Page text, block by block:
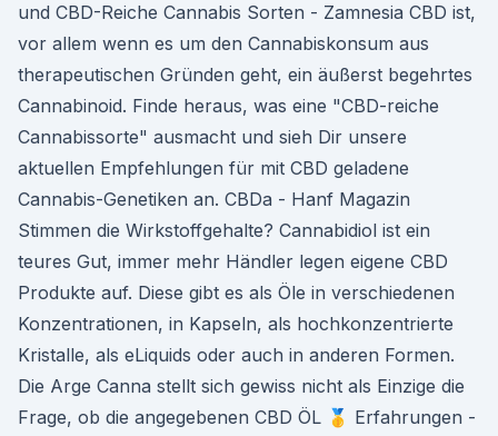
und CBD-Reiche Cannabis Sorten - Zamnesia CBD ist,
vor allem wenn es um den Cannabiskonsum aus
therapeutischen Gründen geht, ein äußerst begehrtes
Cannabinoid. Finde heraus, was eine "CBD-reiche
Cannabissorte" ausmacht und sieh Dir unsere
aktuellen Empfehlungen für mit CBD geladene
Cannabis-Genetiken an. CBDa - Hanf Magazin
Stimmen die Wirkstoffgehalte? Cannabidiol ist ein
teures Gut, immer mehr Händler legen eigene CBD
Produkte auf. Diese gibt es als Öle in verschiedenen
Konzentrationen, in Kapseln, als hochkonzentrierte
Kristalle, als eLiquids oder auch in anderen Formen.
Die Arge Canna stellt sich gewiss nicht als Einzige die
Frage, ob die angegebenen CBD ÖL 🥇 Erfahrungen -